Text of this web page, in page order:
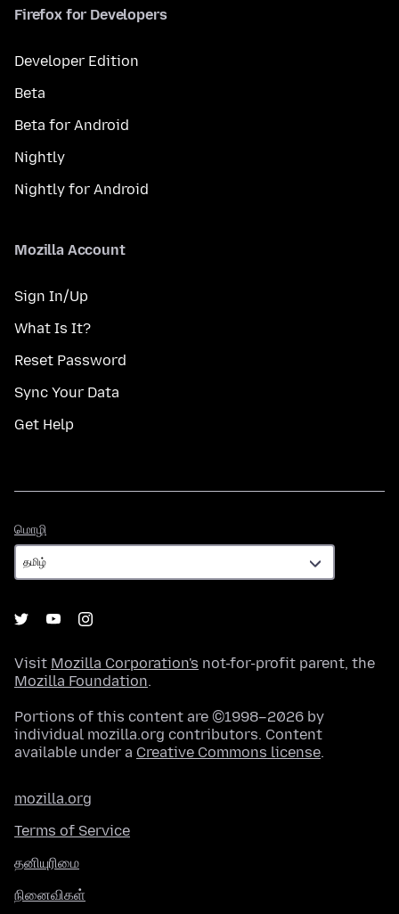
Firefox for Developers
Developer Edition
Beta
Beta for Android
Nightly
Nightly for Android
Mozilla Account
Sign In/Up
What Is It?
Reset Password
Sync Your Data
Get Help
மொழி
Visit Mozilla Corporation's not-for-profit parent, the
Mozilla Foundation.
Portions of this content are ©1998–2026 by
individual mozilla.org contributors. Content
available under a Creative Commons license.
mozilla.org
Terms of Service
தனியுரிமை
நினைவிகள்